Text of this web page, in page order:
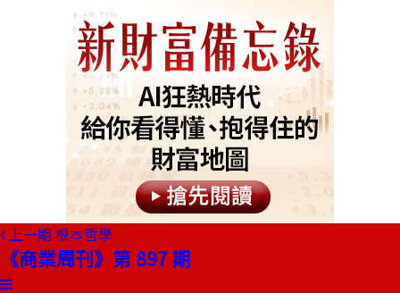
上一期 根本哲學
《商業周刊》第 897 期